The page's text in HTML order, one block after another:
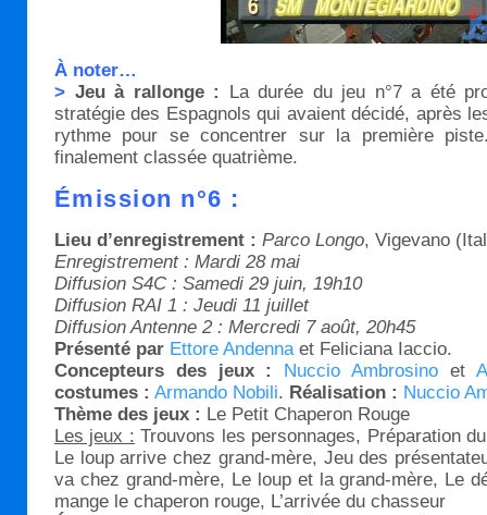
À noter…
> Jeu à rallonge :
La durée du jeu n°7 a été
stratégie des Espagnols qui avaient décidé, après
rythme pour se concentrer sur la première
finalement classée quatrième.
Émission n°6 :
Lieu d’enregistrement : Parco Longo, Vigevano
Enregistrement : Mardi 28 mai
Diffusion S4C : Samedi 29 juin, 19h10
Diffusion RAI 1 : Jeudi 11 juillet
Diffusion Antenne 2 : Mercredi 7 août, 20h45
Présenté par Ettore Andennaet Feliciana Iaccio.
Concepteurs des jeux : Nuccio Ambrosino et
costumes : Armando Nobili. Réalisation : Nuccio
Thème des jeux : Le Petit Chaperon Rouge
Les jeux : Trouvons les personnages, Préparation
Le loup arrive chez grand-mère, Jeu des
va chez grand-mère, Le loup et la grand-mère, Le
mange le chaperon rouge, L’arrivée du chasseur